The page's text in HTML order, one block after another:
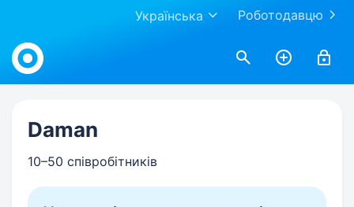
Роботодавцю
Українська
Work.ua
Daman
10–50 співробітників